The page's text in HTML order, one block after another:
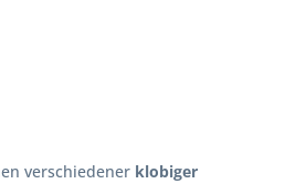
verschiedener klobiger